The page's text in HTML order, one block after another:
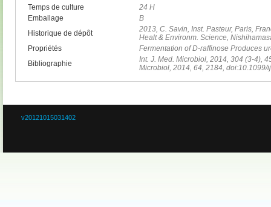
Temps de culture
24 H
Emballage
B
Historique de dépôt
2013, C. Savin, Inst. Pasteur, Paris,
Healt & Environm. Science,
Propriétés
Fermentation of D-raffinose Produces
Bibliographie
Int. J. Med. Microbiol, 2014, 304 (3-4),
Microbiol, 2014, 64, 2184, doi:10.1099/
v20121015031402